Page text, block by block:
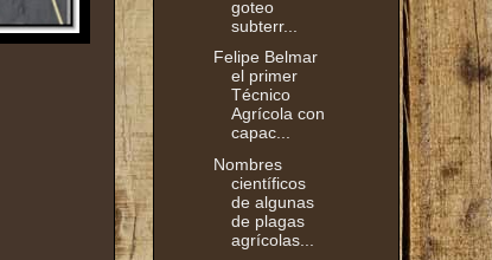
goteo
subterr...
Felipe Belmar
el primer
Técnico
Agrícola con
capac...
Nombres
científicos
de algunas
de plagas
agrícolas...